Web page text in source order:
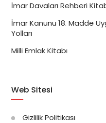
İmar Davaları Rehberi
İmar Kanunu 18. Madde
Yolları
Milli Emlak Kitabı
Web Sitesi
Gizlilik Politikası